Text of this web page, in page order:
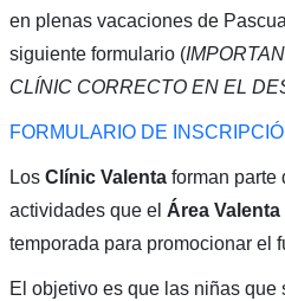
en plenas vacaciones de
siguiente formulario (
CLÍNIC CORRECTO EN EL
FORMULARIO DE
Los Clínic Valenta forman parte
actividades que el Área Valenta
temporada para promocionar el
El objetivo es que las niñas